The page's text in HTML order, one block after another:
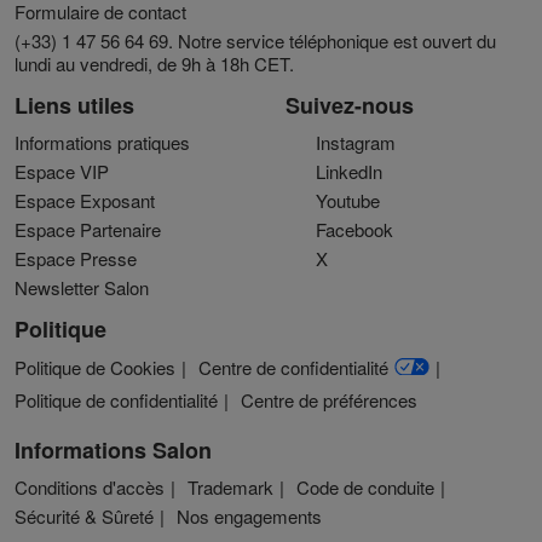
Formulaire de contact
(+33) 1 47 56 64 69. Notre service téléphonique est ouvert du
lundi au vendredi, de 9h à 18h CET.
Liens utiles
Informations pratiques
Espace VIP
Espace Exposant
Espace Partenaire
Espace Presse
Newsletter Salon
Suivez-nous
Instagram
LinkedIn
Youtube
Facebook
X
Politique
Politique de Cookies
Centre de confidentialité
Politique de confidentialité
Centre de préférences
Informations Salon
Conditions d'accès Trademark
Code de conduite
Sécurité & Sûreté
Nos engagements